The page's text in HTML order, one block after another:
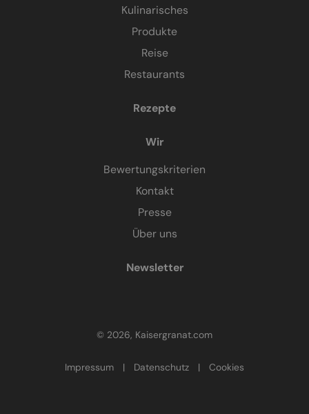
Kulinarisches
Produkte
Reise
Restaurants
Rezepte
Wir
Bewertungskriterien
Kontakt
Presse
Über uns
Newsletter
© 2026, Kaisergranat.com
Impressum | Datenschutz | Cookies